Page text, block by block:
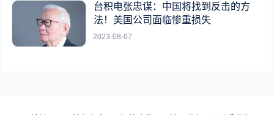
台积电张忠谋：中国将找到反击的方
法！美国公司面临惨重损失
2023-08-07